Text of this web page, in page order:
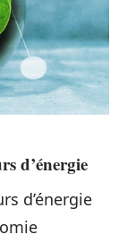
d’énergie
d’énergie